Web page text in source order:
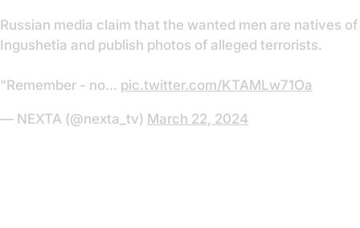
Russian media claim that the wanted men are natives of
Ingushetia and publish photos of alleged terrorists.
"Remember - no… pic.twitter.com/KTAMLw71Oa
— NEXTA (@nexta_tv) March 22, 2024